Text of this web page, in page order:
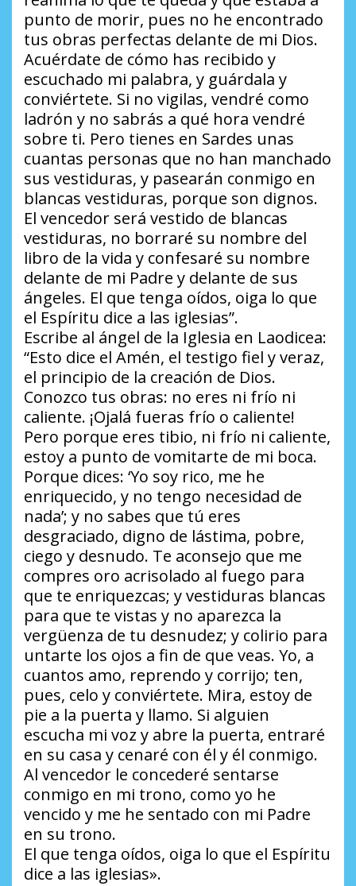
punto de morir, pues no he encontrado
tus obras perfectas delante de mi Dios.
Acuérdate de cómo has recibido y
escuchado mi palabra, y guárdala y
conviértete. Si no vigilas, vendré como
ladrón y no sabrás a qué hora vendré
sobre ti. Pero tienes en Sardes unas
cuantas personas que no han manchado
sus vestiduras, y pasearán conmigo en
blancas vestiduras, porque son dignos.
El vencedor será vestido de blancas
vestiduras, no borraré su nombre del
libro de la vida y confesaré su nombre
delante de mi Padre y delante de sus
ángeles. El que tenga oídos, oiga lo que
el Espíritu dice a las iglesias”.
Escribe al ángel de la Iglesia en Laodicea:
“Esto dice el Amén, el testigo fiel y veraz,
el principio de la creación de Dios.
Conozco tus obras: no eres ni frío ni
caliente. ¡Ojalá fueras frío o caliente!
Pero porque eres tibio, ni frío ni caliente,
estoy a punto de vomitarte de mi boca.
Porque dices: ‘Yo soy rico, me he
enriquecido, y no tengo necesidad de
nada’; y no sabes que tú eres
desgraciado, digno de lástima, pobre,
ciego y desnudo. Te aconsejo que me
compres oro acrisolado al fuego para
que te enriquezcas; y vestiduras blancas
para que te vistas y no aparezca la
vergüenza de tu desnudez; y colirio para
untarte los ojos a fin de que veas. Yo, a
cuantos amo, reprendo y corrijo; ten,
pues, celo y conviértete. Mira, estoy de
pie a la puerta y llamo. Si alguien
escucha mi voz y abre la puerta, entraré
en su casa y cenaré con él y él conmigo.
Al vencedor le concederé sentarse
conmigo en mi trono, como yo he
vencido y me he sentado con mi Padre
en su trono.
El que tenga oídos, oiga lo que el Espíritu
dice a las iglesias».